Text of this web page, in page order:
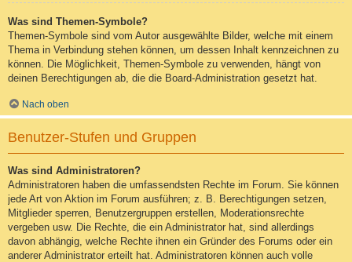
Was sind Themen-Symbole?
Themen-Symbole sind vom Autor ausgewählte Bilder, welche mit einem
Thema in Verbindung stehen können, um dessen Inhalt kennzeichnen zu
können. Die Möglichkeit, Themen-Symbole zu verwenden, hängt von
deinen Berechtigungen ab, die die Board-Administration gesetzt hat.
Nach oben
Benutzer-Stufen und Gruppen
Was sind Administratoren?
Administratoren haben die umfassendsten Rechte im Forum. Sie können
jede Art von Aktion im Forum ausführen; z. B. Berechtigungen setzen,
Mitglieder sperren, Benutzergruppen erstellen, Moderationsrechte
vergeben usw. Die Rechte, die ein Administrator hat, sind allerdings
davon abhängig, welche Rechte ihnen ein Gründer des Forums oder ein
anderer Administrator erteilt hat. Administratoren können auch volle